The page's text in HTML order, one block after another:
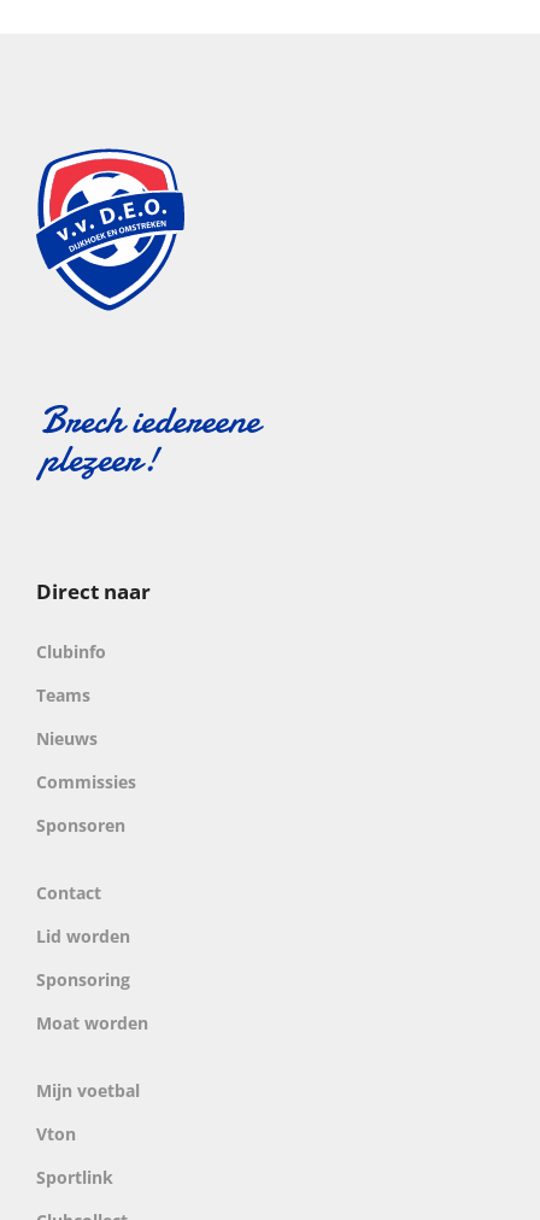
Direct naar
Clubinfo
Teams
Nieuws
Commissies
Sponsoren
Contact
Lid worden
Sponsoring
Moat worden
Mijn voetbal
Vton
Sportlink